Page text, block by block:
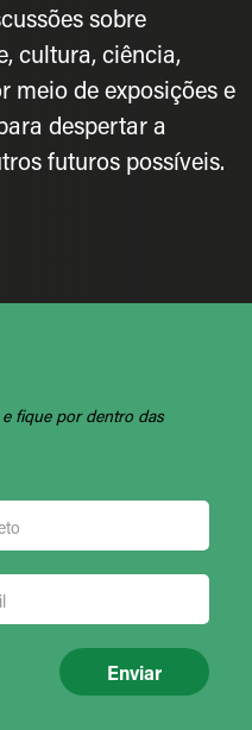
sobre
cultura, ciência,
meio de exposições e
despertar a
futuros possíveis.
fique por dentro das
Enviar